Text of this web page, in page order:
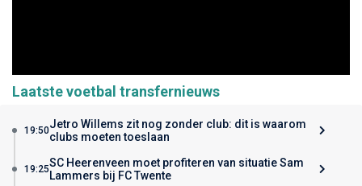
Laatste voetbal transfernieuws
19:50Jetro Willems zit nog zonder club: dit is waarom
clubs moeten toeslaan
19:25SC Heerenveen moet profiteren van situatie Sam
Lammers bij FC Twente